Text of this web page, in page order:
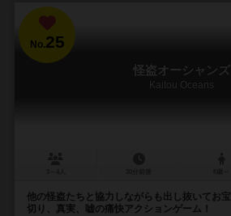
No.25
怪盗オーシャンズ
Kaitou Oceans
他の怪盗たちと協力しながらも出し抜いてお
切り、真実、嘘の痛快アクションゲーム！